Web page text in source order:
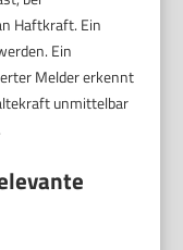
Haftkraft. Ein
Ein
Melder erkennt
unmittelbar